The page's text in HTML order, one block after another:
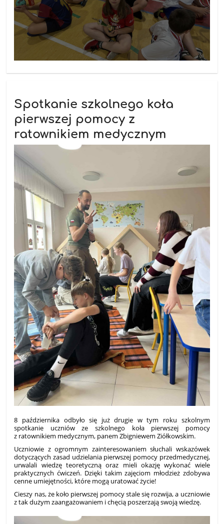
Spotkanie szkolnego koła
pierwszej pomocy z
ratownikiem medycznym
8 października odbyło się już drugie w tym roku szkolnym
spotkanie uczniów ze szkolnego koła pierwszej pomocy
z ratownikiem medycznym, panem Zbigniewem Ziółkowskim.
Uczniowie z ogromnym zainteresowaniem słuchali wskazówek
dotyczących zasad udzielania pierwszej pomocy przedmedycznej,
urwalali wiedzę teoretyczną oraz mieli okazję wykonać wiele
praktycznych ćwiczeń. Dzięki takim zajęciom młodzież zdobywa
cenne umiejętności, które mogą uratować życie!
Cieszy nas, że koło pierwszej pomocy stale się rozwija, a uczniowie
z tak dużym zaangażowaniem i chęcią poszerzają swoją wiedzę.